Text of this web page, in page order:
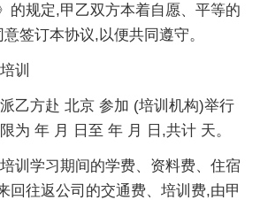
的规定,甲乙双方本着自愿、平等的
签订本协议,以便共同遵守。
训
乙方赴 北京 参加 (培训机构)举行
为 年 月 日至 年 月 日,共计 天。
训学习期间的学费、资料费、住宿
回往返公司的交通费、培训费,由甲